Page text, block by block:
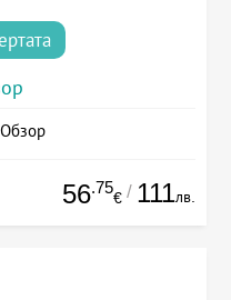
56.75
€ / 111лв.